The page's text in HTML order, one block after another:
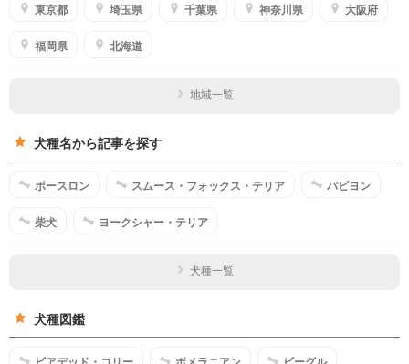
東京都 埼玉県 千葉県 神奈川県 大阪府
福岡県 北海道
地域一覧
犬種名から記事を探す
ボースロン スムース・フォックス・テリア パピヨン
柴犬 ヨークシャー・テリア
犬種一覧
犬種図鑑